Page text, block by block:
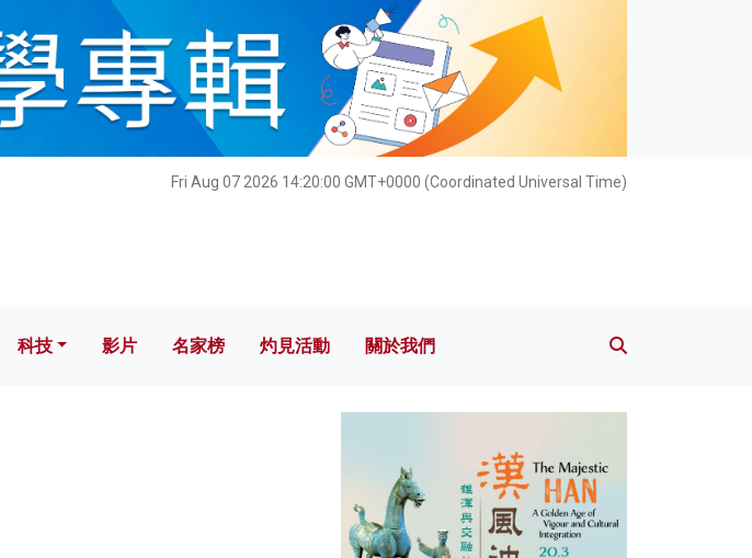
Fri Aug 07 2026 14:20:01 GMT+0000 (Coordinated Universal Time)
科技 影片 名家榜 灼見活動 關於我們
科技 影片 名家榜 灼見活動 關於我們